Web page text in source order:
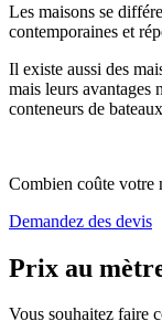
Les maisons se
contemporaines et
Il existe aussi des
mais leurs avantages
conteneurs de
Combien coûte votre
Demandez des devis
Prix au
Vous souhaitez faire